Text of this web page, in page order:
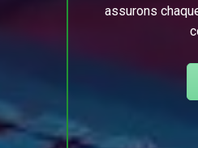
assurons